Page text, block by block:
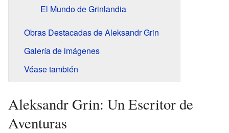
El Mundo de Grinlandia
Obras Destacadas de Aleksandr Grin
Galería de imágenes
Véase también
Aleksandr Grin: Un Escritor de
Aventuras